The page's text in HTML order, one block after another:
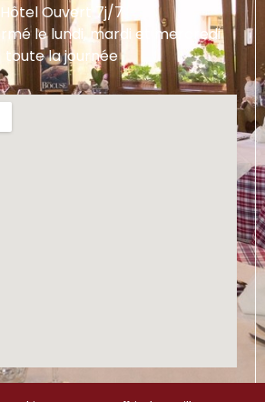
Hôtel Ouvert 7j/7
le lundi, mardi et mercredi
toute la journée